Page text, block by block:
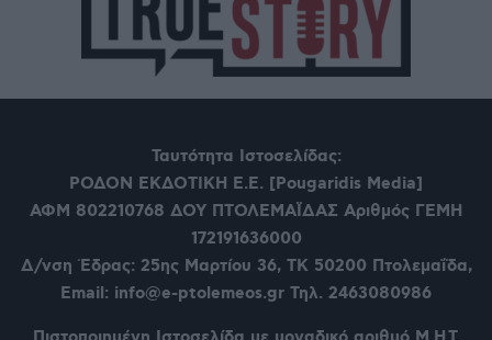
Ταυτότητα Ιστοσελίδας:
ΡΟΔΟΝ ΕΚΔΟΤΙΚΗ Ε.Ε. [Pougaridis Media]
ΑΦΜ 802210768 ΔΟΥ ΠΤΟΛΕΜΑΪΔΑΣ Αριθμός ΓΕΜΗ
172191636000
Δ/νση Έδρας: 25ης Μαρτίου 36, ΤΚ 50200 Πτολεμαΐδα,
Email: info@e-ptolemeos.gr Τηλ. 2463080986